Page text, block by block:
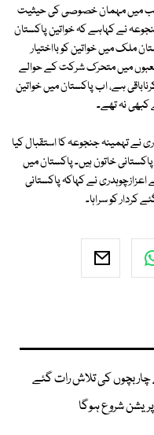
میں مہمان خصوصی کی حیثیت
نے کہاہے کہ خواتین پاکستان
ملک میں خواتین کو بااختیار
میں متحرک شرکت کے حوالے
ہے، اب پاکستان میں خواتین
کبھی نہ تھے۔
نے تہمینہ جنجوعہ کا استقبال کیا
خاتون ہیں۔ پاکستان میں
نے کہاکہ پاکستانی
کردار کو سراہا۔
چار بچوں کی تلاش رات گئے
شروع ہوگا